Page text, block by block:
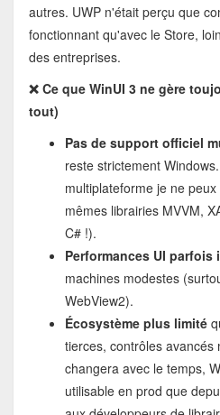
autres. UWP n'était perçu que
fonctionnant qu'avec le Store,
des entreprises.
❌ Ce que WinUI 3 ne gère
tout)
Pas de support officiel
reste strictement
multiplateforme je ne
mêmes librairies MVVM,
C# !).
Performances UI parfois
machines modestes
WebView2).
Écosystème plus limité
tierces, contrôles
changera avec le temps,
utilisable en prod que